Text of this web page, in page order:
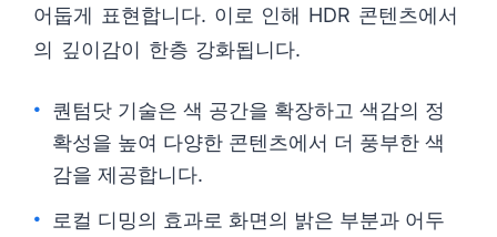
어둡게 표현합니다. 이로 인해 HDR 콘텐츠에서
의 깊이감이 한층 강화됩니다.
퀀텀닷 기술은 색 공간을 확장하고 색감의 정
확성을 높여 다양한 콘텐츠에서 더 풍부한 색
감을 제공합니다.
로컬 디밍의 효과로 화면의 밝은 부분과 어두